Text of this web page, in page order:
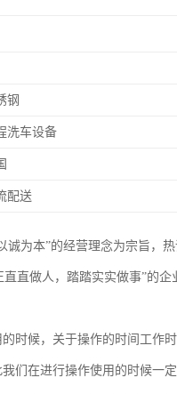
钢
洗车设备
配送
诚为本”的经营理念为宗旨，
直直做人，踏踏实实做事”的企
时候，关于操作的时间工作
们在进行操作使用的时候一